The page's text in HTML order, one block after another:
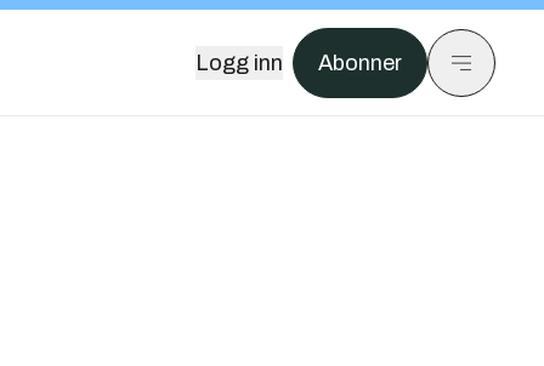
Logg inn Abonner